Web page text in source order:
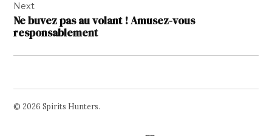
Next
Ne buvez pas au volant ! Amusez-vous
responsablement
© 2026 Spirits Hunters.